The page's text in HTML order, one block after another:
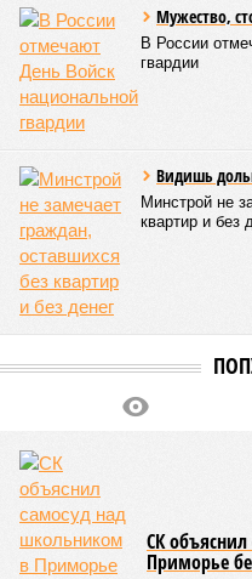
бедствий занимает
ставший самым мощным
историю наблюдений. Он
Бангладеш, тогда
индийского штата
Кажется, стремящаяся
что-то знала о том, какие
временем самыми
планомерно подтачивала
объяснить то, что в топ-10
Европу подобные
здесь беды были другими,
погибших) или «испанки»
100 млн погибших во всём
Когда земля – дыбом
Но это дела давно